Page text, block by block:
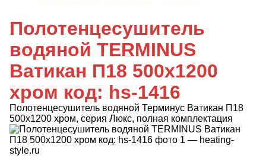
Полотенцесушитель
водяной TERMINUS
Ватикан П18 500х1200
хром код: hs-1416
Полотенцесушитель водяной Терминус Ватикан П18
500х1200 хром, серия Люкс, полная комплектация